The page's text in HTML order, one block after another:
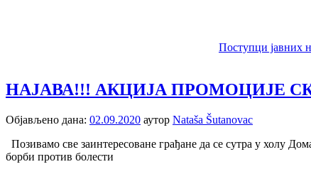
Поступци јавних
НАЈАВА!!! АКЦИЈА ПРОМОЦИЈЕ
Објављено дана: 02.09.2020 аутор Nataša Šutanovac
Позивамо све заинтересоване грађане да се сутра у холу
борби против болести